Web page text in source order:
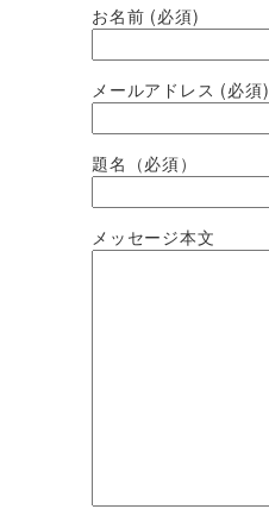
お名前 (必須)
メールアドレス (必須)
題名（必須）
メッセージ本文